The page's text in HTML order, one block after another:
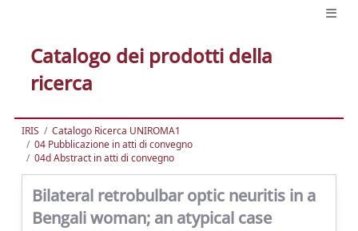
Catalogo dei prodotti della
ricerca
IRIS
Catalogo Ricerca UNIROMA1
04 Pubblicazione in atti di convegno
04d Abstract in atti di convegno
Bilateral retrobulbar optic neuritis in a
Bengali woman; an atypical case